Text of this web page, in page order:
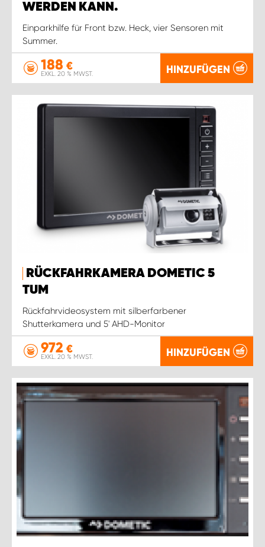
WERDEN KANN.
Einparkhilfe für Front bzw. Heck, vier Sensoren mit
Summer.
188 €
EXKL. 20 % MWST. HINZUFÜGEN
RÜCKFAHRKAMERA DOMETIC 5
TUM
Rückfahrvideosystem mit silberfarbener
Shutterkamera und 5' AHD-Monitor
972 €
EXKL. 20 % MWST. HINZUFÜGEN